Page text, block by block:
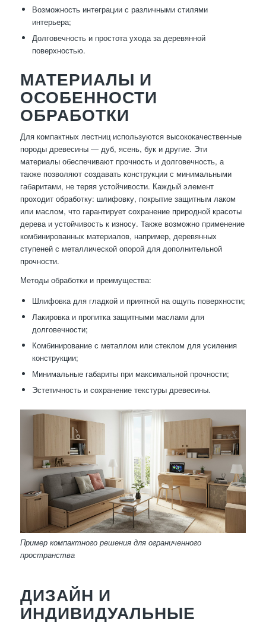
Возможность интеграции с различными стилями
интерьера;
Долговечность и простота ухода за деревянной
поверхностью.
МАТЕРИАЛЫ И
ОСОБЕННОСТИ
ОБРАБОТКИ
Для компактных лестниц используются высококачественные
породы древесины — дуб, ясень, бук и другие. Эти
материалы обеспечивают прочность и долговечность, а
также позволяют создавать конструкции с минимальными
габаритами, не теряя устойчивости. Каждый элемент
проходит обработку: шлифовку, покрытие защитным лаком
или маслом, что гарантирует сохранение природной красоты
дерева и устойчивость к износу. Также возможно применение
комбинированных материалов, например, деревянных
ступеней с металлической опорой для дополнительной
прочности.
Методы обработки и преимущества:
Шлифовка для гладкой и приятной на ощупь поверхности;
Лакировка и пропитка защитными маслами для
долговечности;
Комбинирование с металлом или стеклом для усиления
конструкции;
Минимальные габариты при максимальной прочности;
Эстетичность и сохранение текстуры древесины.
Пример компактного решения для ограниченного
пространства
ДИЗАЙН И
ИНДИВИДУАЛЬНЫЕ